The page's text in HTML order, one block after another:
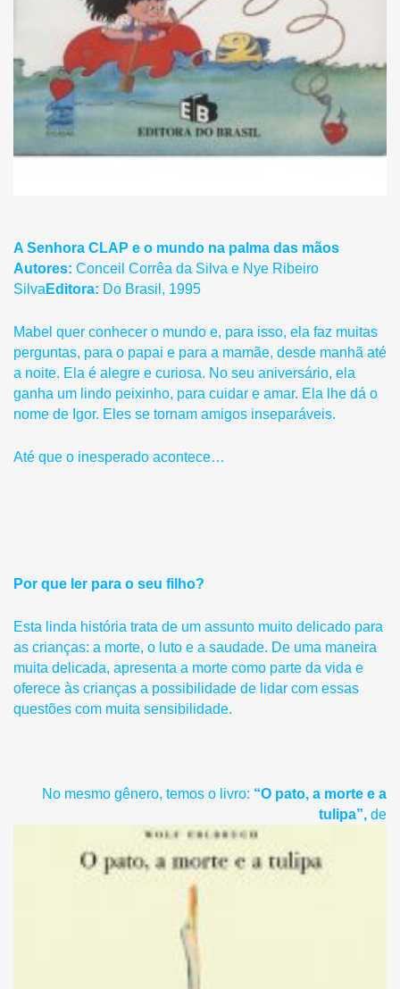
A Senhora CLAP e o mundo na palma das mãos
Autores: Conceil Corrêa da Silva e Nye Ribeiro
Silva Editora: Do Brasil, 1995
Mabel quer conhecer o mundo e, para isso, ela faz muitas
perguntas, para o papai e para a mamãe, desde manhã até
a noite. Ela é alegre e curiosa. No seu aniversário, ela
ganha um lindo peixinho, para cuidar e amar. Ela lhe dá o
nome de Igor. Eles se tornam amigos inseparáveis.
Até que o inesperado acontece…
Por que ler para o seu filho?
Esta linda história trata de um assunto muito delicado para
as crianças: a morte, o luto e a saudade. De uma maneira
muita delicada, apresenta a morte como parte da vida e
oferece às crianças a possibilidade de lidar com essas
questões com muita sensibilidade.
No mesmo gênero, temos o livro: “O pato, a morte e a
tulipa”, de